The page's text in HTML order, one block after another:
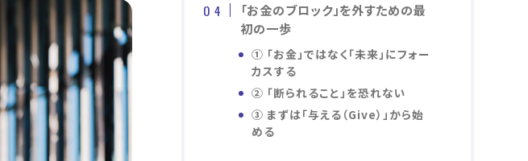
「お金のブロック」を外すための最
初の一歩
① 「お金」ではなく「未来」にフォー
カスする
② 「断られること」を恐れない
③ まずは「与える（Give）」から始
める